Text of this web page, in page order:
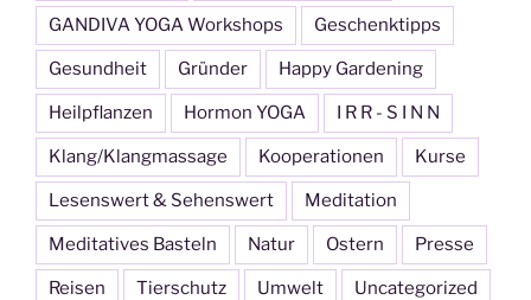
GANDIVA YOGA Workshops Geschenktipps
Gesundheit Gründer Happy Gardening
Heilpflanzen Hormon YOGA I R R - S I N N
Klang/Klangmassage Kooperationen Kurse
Lesenswert & Sehenswert Meditation
Meditatives Basteln Natur Ostern Presse
Reisen Tierschutz Umwelt Uncategorized